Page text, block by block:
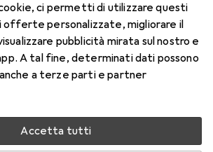
ci permetti di utilizzare questi
personalizzate, migliorare il
pubblicità mirata sul nostro e
A tal fine, determinati dati possono
a terze parti e partner
Accetta tutti
6 pz., Torico
17/8 e mer, 19/8